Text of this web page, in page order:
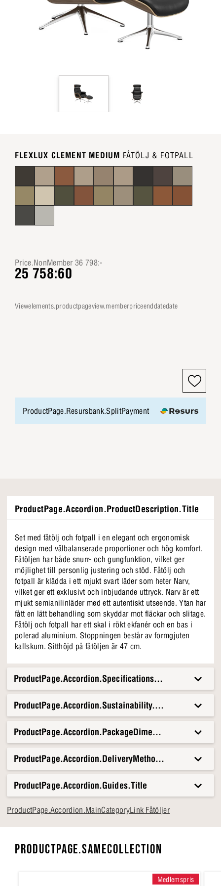
FLEXLUX CLEMENT MEDIUM FÅTÖLJ & FOTPALL
Price.NonMember 36 798:-
25 758:60
viewelements.productpageview.memberpriceenddatedate
ProductPage.Resursbank.SplitPayment
ProductPage.Accordion.ProductDescription.Title
Set med fåtölj och fotpall i en elegant och ergonomisk
design med välbalanserade proportioner och hög komfort.
Fåtöljen har både snurr- och gungfunktion, vilket ger
möjlighet till personlig justering och stöd. Fåtölj och
fotpall är klädda i ett mjukt svart läder som heter Narv,
vilket ger ett exklusivt och inbjudande uttryck. Narv är ett
mjukt semianilinläder med ett autentiskt utseende. Ytan har
fått en lätt behandling som skyddar mot fläckar och slitage.
Fåtölj och fotpall har ett skal i rökt ekfanér och en bas i
polerad aluminium. Stoppningen består av formgjuten
kallskum. Sitthöjd på fåtöljen är 47 cm.
ProductPage.Accordion.Specifications.Title
ProductPage.Accordion.Sustainability.Title
ProductPage.Accordion.DeliveryMethods.Title
ProductPage.Accordion.Guides.Title
ProductPage.Accordion.MainCategoryLink Fåtöljer
PRODUCTPAGE.SAMECOLLECTION
Medlemspris